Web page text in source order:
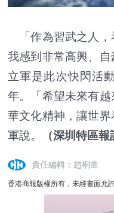
「作為習武之人，
我感到非常高興、
立軍是此次快閃活
年。「希望未來有
華文化精神，讓世
軍說。
（深圳特區
責任編輯：趙桐曲
香港商報版權所有，未經書面允